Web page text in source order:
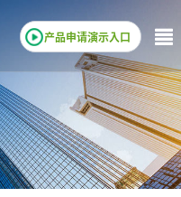
产品申请演示入口